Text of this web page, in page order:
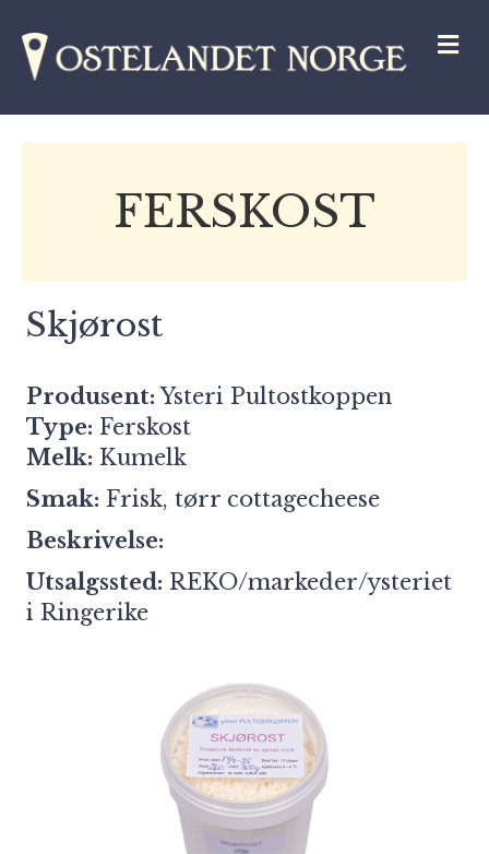
FERSKOST
Skjørost
Produsent:Ysteri Pultostkoppen
Type: Ferskost
Melk: Kumelk
Smak: Frisk, tørr cottagecheese
Beskrivelse:
Utsalgssted: REKO/markeder/ysteriet
i Ringerike